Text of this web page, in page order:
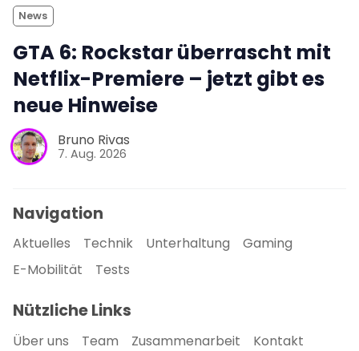
News
GTA 6: Rockstar überrascht mit
Netflix-Premiere – jetzt gibt es
neue Hinweise
Bruno Rivas
7. Aug. 2026
Navigation
Aktuelles Technik Unterhaltung
Gaming
E-Mobilität
Tests
Nützliche Links
Über uns Team Zusammenarbeit Kontakt